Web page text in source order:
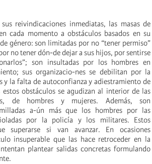
reivindicaciones inmediatas, las masas de
cada momento a obstáculos basados en su
género: son limitadas por no “tener permiso”
no tener dón-de dejar a sus hijos, por sentirse
son insultadas por los hombres en
sus organizacio-nes se debilitan por la
y la falta de autoconfianza y adiestramiento de
estos obstáculos se agudizan al interior de las
de hombres y mujeres. Además, son
a-ún más que los hombres por las
por la policía y los militares. Estos
superarse si van avanzar. En ocasiones
insuperable que las hace retroceder en la
plantear salidas concretas formulando